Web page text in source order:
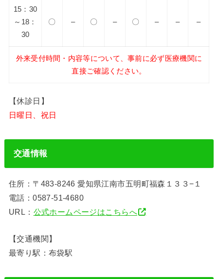
15：30
～18：
30
〇 – 〇 – 〇 – – –
外来受付時間・内容等について、事前に必ず医療機関に
直接ご確認ください。
【休診日】
日曜日、祝日
交通情報
住所：〒483-8246 愛知県江南市五明町福森１３３−１
電話：0587-51-4680
URL： 公式ホームページはこちらへ
【交通機関】
最寄り駅：布袋駅